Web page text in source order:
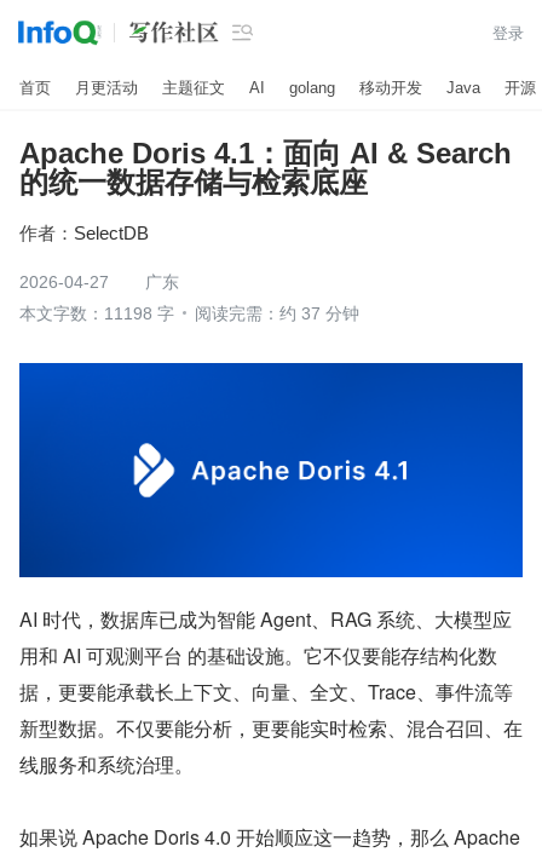
 登录
首页 月更活动 主题征文 AI golang 移动开发 Java 开源
Apache Doris 4.1：面向 AI & Search
的统一数据存储与检索底座
作者： SelectDB
2026-04-27
广东
本文字数：11198 字
阅读完需：约 37 分钟
AI 时代，数据库已成为智能 Agent、RAG 系统、大模型应
用和 AI 可观测平台 的基础设施。它不仅要能存结构化数
据，更要能承载长上下文、向量、全文、Trace、事件流等
新型数据。不仅要能分析，更要能实时检索、混合召回、在
线服务和系统治理。
如果说 Apache Doris 4.0 开始顺应这一趋势，那么 Apache